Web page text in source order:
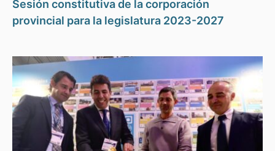
Sesión constitutiva de la corporación
provincial para la legislatura 2023-2027